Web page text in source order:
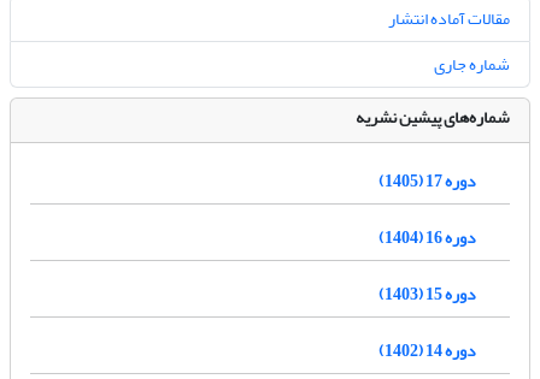
مقالات آماده انتشار
شماره جاری
شماره‌های پیشین نشریه
دوره 17 (1405)
دوره 16 (1404)
دوره 15 (1403)
دوره 14 (1402)